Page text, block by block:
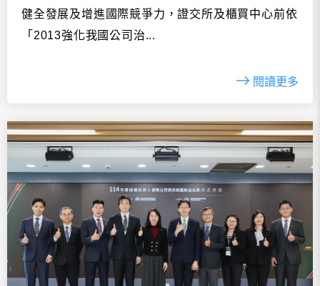
健全發展及增進國際競爭力，證交所及櫃買中心前依
「2013強化我國公司治...
閱讀更多